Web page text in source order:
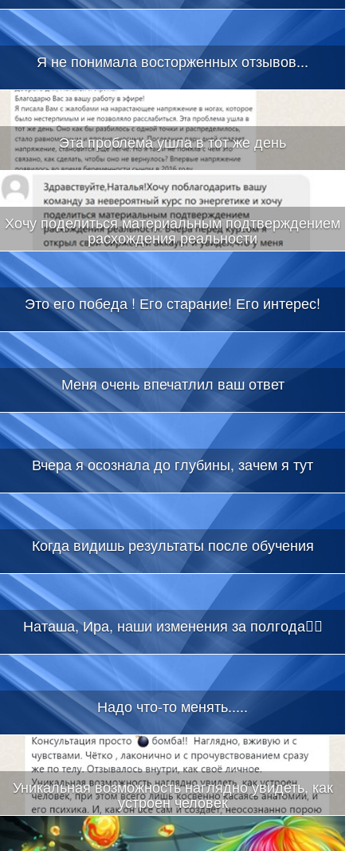
Я не понимала восторженных отзывов...
Эта проблема ушла в тот же день
Хочу поделиться материальным подтверждением
расхождения реальности
Это его победа ! Его старание! Его интерес!
Меня очень впечатлил ваш ответ
Вчера я осознала до глубины, зачем я тут
Когда видишь результаты после обучения
Наташа, Ира, наши изменения за полгода👇🏻
Надо что-то менять.....
Уникальная возможность наглядно увидеть, как
устроен человек